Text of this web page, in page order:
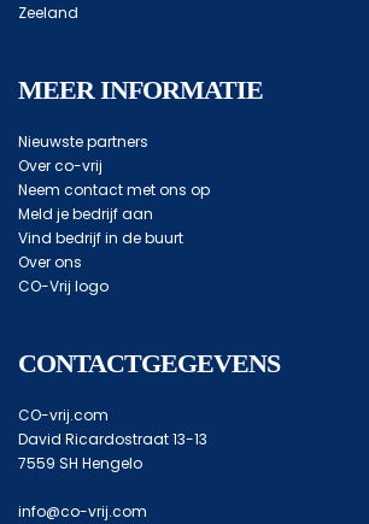
Zeeland
MEER INFORMATIE
Nieuwste partners
Over co-vrij
Neem contact met ons op
Meld je bedrijf aan
Vind bedrijf in de buurt
Over ons
CO-Vrij logo
CONTACTGEGEVENS
CO-vrij.com
David Ricardostraat 13-13
7559 SH Hengelo
info@co-vrij.com